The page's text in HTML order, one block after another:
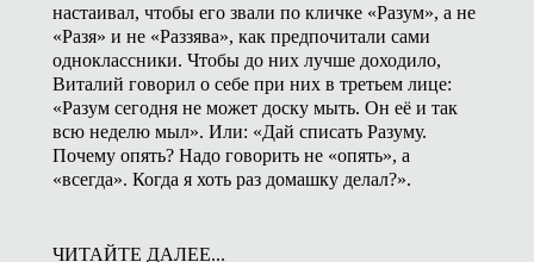
настаивал, чтобы его звали по кличке «Разум», а не
«Разя» и не «Раззява», как предпочитали сами
одноклассники. Чтобы до них лучше доходило,
Виталий говорил о себе при них в третьем лице:
«Разум сегодня не может доску мыть. Он её и так
всю неделю мыл». Или: «Дай списать Разуму.
Почему опять? Надо говорить не «опять», а
«всегда». Когда я хоть раз домашку делал?».
ЧИТАЙТЕ ДАЛЕЕ...